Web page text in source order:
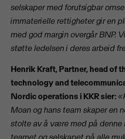
selskaper med forutsigbar
immaterielle rettigheter gir en
med god margin overgår BNP.
støtte ledelsen i deres arbeid
Henrik Kraft, Partner, head of
technology and
Nordic operations i KKR sier:
Moan og hans team skaper en
stolte av å være med på denne